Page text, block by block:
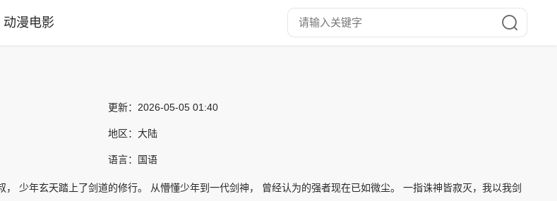
动漫电影
更新： 2026-05-05 01:40
地区： 大陆
语言： 国语
， 少年玄天踏上了剑道的修行。 从懵懂少年到一代剑神， 曾经认为的强者现在已如微尘。 一指诛神皆寂灭，我以我剑